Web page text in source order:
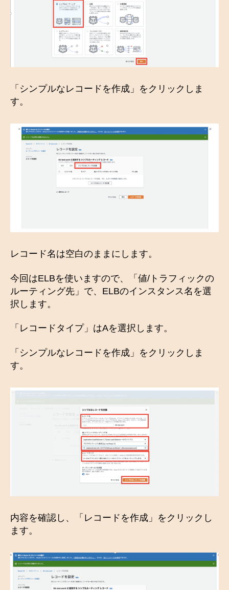
「シンプルなレコードを作成」をクリックしま
す。
レコード名は空白のままにします。
今回はELBを使いますので、「値/トラフィックの
ルーティング先」で、ELBのインスタンス名を選
択します。
「レコードタイプ」はAを選択します。
「シンプルなレコードを作成」をクリックしま
す。
内容を確認し、「レコードを作成」をクリックし
ます。